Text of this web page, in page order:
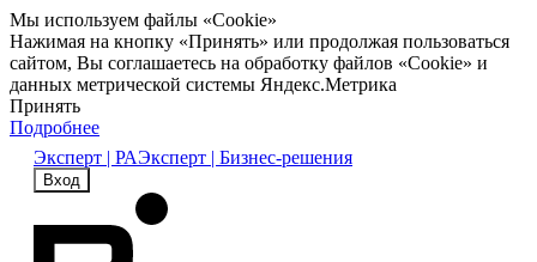
Мы используем файлы «Cookie»
Нажимая на кнопку «Принять» или продолжая пользоваться
сайтом, Вы соглашаетесь на обработку файлов «Cookie» и
данных метрической системы Яндекс.Метрика
Принять
Подробнее
Эксперт | РАЭксперт | Бизнес-решения
Вход